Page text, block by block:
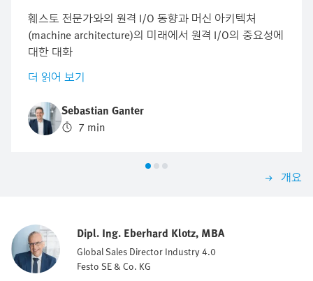
훼스토 전문가와의 원격 I/O 동향과 머신 아키텍처
(machine architecture)의 미래에서 원격 I/O의 중요성에
대한 대화
더 읽어 보기
Sebastian Ganter
7 min
개요
Dipl. Ing. Eberhard Klotz, MBA
Global Sales Director Industry 4.0
Festo SE & Co. KG